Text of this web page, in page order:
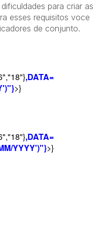
para criar as
esses requisitos voce
de conjunto.
,DATA=
>}
,DATA=
YYYY')"}>}